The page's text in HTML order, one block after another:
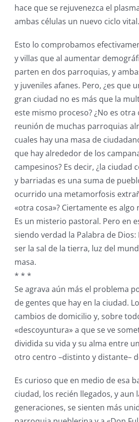
hace que se rejuvenezca el
ambas células un nuevo ciclo vital.
Esto lo comprobamos
y villas que al aumentar
parten en dos parroquias, y
y juveniles afanes. Pero, ¿es que
gran ciudad no es más que la
este mismo proceso? ¿No es otra
reunión de muchas parroquias
cuales hay una masa de
que hay alrededor de los
campesinos? Es decir, ¿la ciudad
y barriadas es una suma de
ocurrido una metamorfosis
«otra cosa»? Ciertamente es algo
Es un misterio pastoral. Pero en
siendo verdad la Palabra de Dios:
ser la sal de la tierra, luz del
masa.
* * *
Se agrava aún más el problema
de gentes que hay en la ciudad.
cambios de domicilio y, sobre
«descoyuntura» a que se ve
dividida su vida y su alma entre
otro centro –distinto y distante–
Es curioso que en medio de esa
ciudad, los recién llegados, y aun
generaciones, se sienten más